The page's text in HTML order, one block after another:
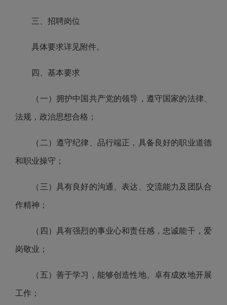
三、招聘岗位
具体要求详见附件。
四、基本要求
（一）拥护中国共产党的领导，遵守国家的法律、
法规，政治思想合格；
（二）遵守纪律、品行端正，具备良好的职业道德
和职业操守；
（三）具有良好的沟通、表达、交流能力及团队合
作精神；
（四）具有强烈的事业心和责任感，忠诚能干，爱
岗敬业；
（五）善于学习，能够创造性地、卓有成效地开展
工作；